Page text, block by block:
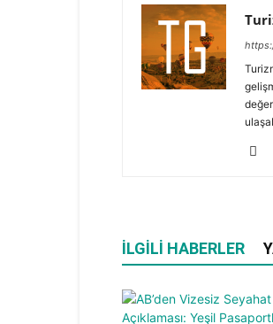
İLGILI HABERLER